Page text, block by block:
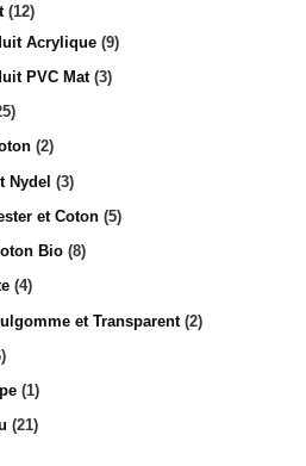
12
Acrylique 9
PVC Mat 3
2
Nydel 3
et Coton 5
Bio 8
4
et Transparent 2
1
21